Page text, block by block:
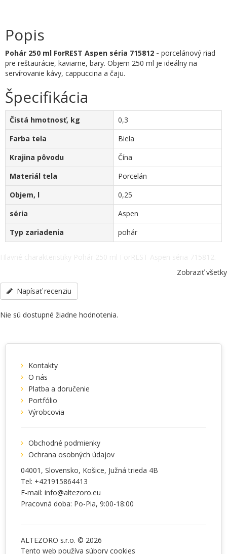
Popis
Pohár 250 ml ForREST Aspen séria 715812 - porcelánový riad
pre reštaurácie, kaviarne, bary. Objem 250 ml je ideálny na
servírovanie kávy, cappuccina a čaju.
Špecifikácia
Čistá hmotnosť, kg
0,3
Farba tela
Biela
Krajina pôvodu
Čína
Materiál tela
Porcelán
Objem, l
0,25
séria
Aspen
Typ zariadenia
pohár
Materiál tela - Porcelán, Objem, l - 0,25, séria - Aspen, Typ
zariadenia - pohár, ostatné špecifikácie telefonicky: +38(067)
5710158.
Zobraziť všetky
Napísať recenziu
Nie sú dostupné žiadne hodnotenia.
Kontakty
O nás
Platba a doručenie
Portfólio
Výrobcovia
Obchodné podmienky
Ochrana osobných údajov
04001 , Slovensko, Košice, Južná trieda 4B
Tel: +421915864413
E-mail: info@altezoro.eu
Pracovná doba: Po-Pia, 9:00-18:00
ALTEZORO s.r.o. © 2026
Tento web používa súbory cookies